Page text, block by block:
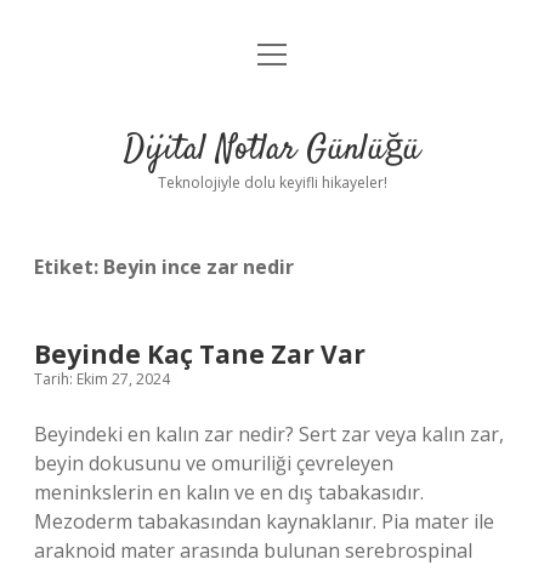
Anasayfa
Yasal Uyarı
menüyü
Dijital Notlar Günlüğü
Teknolojiyle dolu keyifli hikayeler!
Etiket: Beyin ince zar nedir
Beyinde Kaç Tane Zar Var
Tarih: Ekim 27, 2024
Beyindeki en kalın zar nedir? Sert zar veya kalın zar,
beyin dokusunu ve omuriliği çevreleyen
meninkslerin en kalın ve en dış tabakasıdır.
Mezoderm tabakasından kaynaklanır. Pia mater ile
araknoid mater arasında bulunan serebrospinal